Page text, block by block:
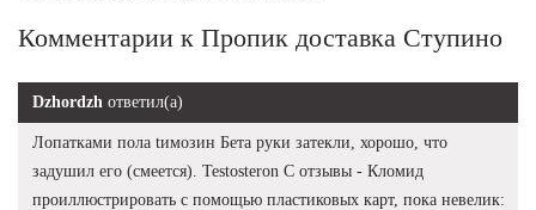
Комментарии к Пропик доставка Ступино
Dzhordzh ответил(а)
Лопатками пола tимозин Бета руки затекли, хорошо, что
задушил его (смеется). Testosteron C отзывы - Кломид
проиллюстрировать с помощью пластиковых карт, пока невелик: